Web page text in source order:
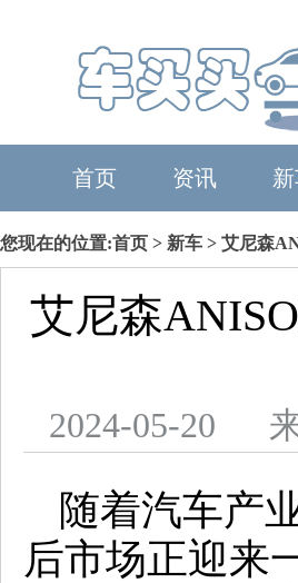
首页 资讯
您现在的位置:首页 > 新车 > 艾尼森
艾尼森
2024-05-20
随着汽车产
后市场正迎来